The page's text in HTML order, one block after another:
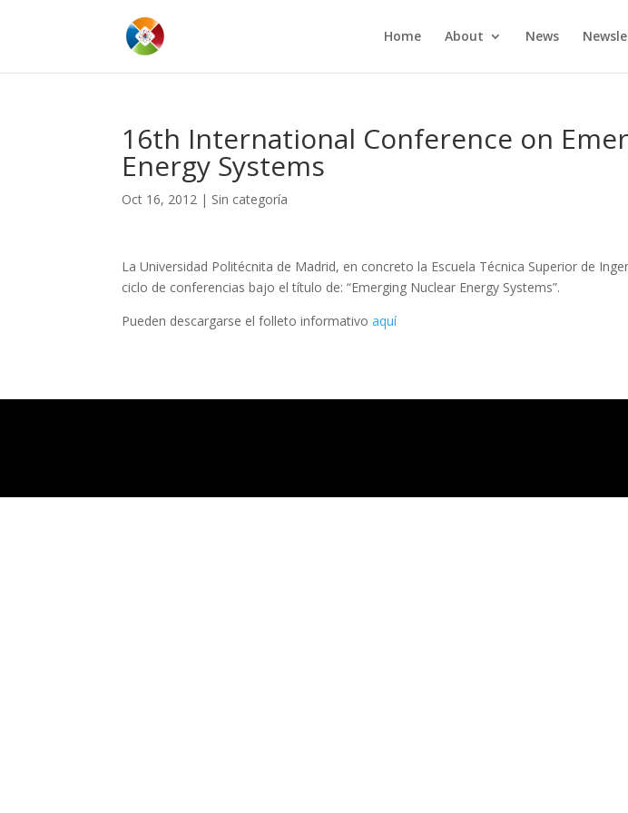
Home About News
16th International Conference on
Energy Systems
Oct 16, 2012 | Sin categoría
La Universidad Politécnita de Madrid, en concreto la Escuela Técnica Superior de
ciclo de conferencias bajo el título de: “Emerging Nuclear Energy Systems”.
Pueden descargarse el folleto informativoaquí